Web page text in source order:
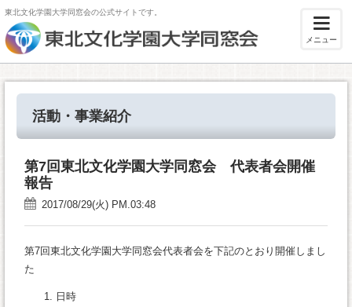
東北文化学園大学同窓会の公式サイトです。
メニュー
活動・事業紹介
第7回東北文化学園大学同窓会 代表者会開催
報告
2017/08/29(火) PM.03:48
第7回東北文化学園大学同窓会代表者会を下記のとおり開催しまし
た
日時